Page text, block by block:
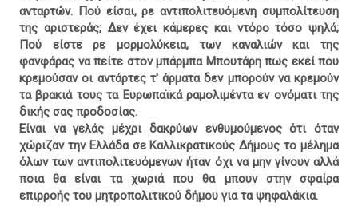
ανταρτών. Πού είσαι, ρε αντιπολιτευόμενη συμπολίτευση
της αριστεράς; Δεν έχει κάμερες και ντόρο τόσο ψηλά;
Πού είστε ρε μορμολύκεια, των καναλιών και της
φανφάρας να πείτε στον μπάρμπα Μπουτάρη πως εκεί που
κρεμούσαν οι αντάρτες τ' άρματα δεν μπορούν να κρεμούν
τα βρακιά τους τα Ευρωπαϊκά ραμολιμέντα εν ονόματι της
δικής σας προδοσίας.
Είναι να γελάς μέχρι δακρύων ενθυμούμενος ότι όταν
χώριζαν την Ελλάδα σε Καλλικρατικούς Δήμους το μέλημα
όλων των αντιπολιτευόμενων ήταν όχι να μην γίνουν αλλά
ποια θα είναι τα χωριά που θα μπουν στην σφαίρα
επιρροής του μητροπολιτικού δήμου για τα ψηφαλάκια.